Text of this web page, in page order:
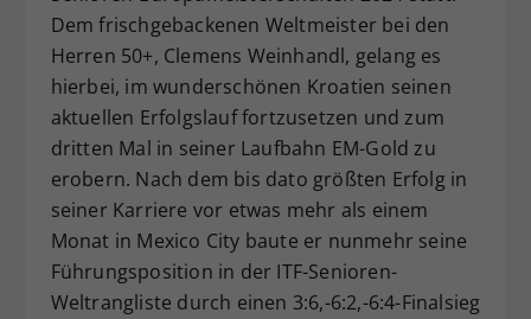
Dem frischgebackenen Weltmeister bei den
Herren 50+, Clemens Weinhandl, gelang es
hierbei, im wunderschönen Kroatien seinen
aktuellen Erfolgslauf fortzusetzen und zum
dritten Mal in seiner Laufbahn EM-Gold zu
erobern. Nach dem bis dato größten Erfolg in
seiner Karriere vor etwas mehr als einem
Monat in Mexico City baute er nunmehr seine
Führungsposition in der ITF-Senioren-
Weltrangliste durch einen 3:6,-6:2,-6:4-Finalsieg
Zweck
Dieser Wert speichert Ihre Consent-
Einstellungen. Unter anderem eine
zufällig generierte ID, für die
historische Speicherung Ihrer
vorgenommen Einstellungen, falls der
Webseiten-Betreiber dies eingestellt
hat.